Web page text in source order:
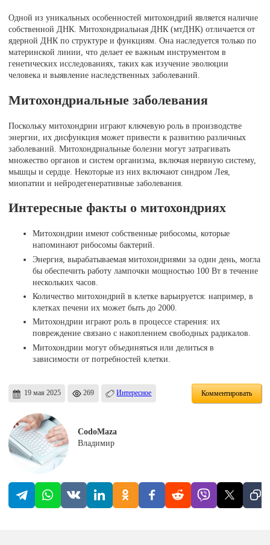
Одной из уникальных особенностей митохондрий является наличие
собственной ДНК. Митохондриальная ДНК (мтДНК) отличается от
ядерной ДНК по структуре и функциям. Она наследуется только по
материнской линии, что делает ее важным инструментом в
генетических исследованиях, таких как изучение эволюции
человека и выявление наследственных заболеваний.
Митохондриальные заболевания
Поскольку митохондрии играют ключевую роль в производстве
энергии, их дисфункция может привести к развитию различных
заболеваний. Митохондриальные болезни могут затрагивать
множество органов и систем организма, включая нервную систему,
мышцы и сердце. Некоторые из них включают синдром Лея,
миопатии и нейродегенеративные заболевания.
Интересные факты о митохондриях
Митохондрии имеют собственные рибосомы, которые
напоминают рибосомы бактерий.
Энергия, вырабатываемая митохондриями за один день, могла
бы обеспечить работу лампочки мощностью 100 Вт в течение
нескольких часов.
Количество митохондрий в клетке варьируется: например, в
клетках печени их может быть до 2000.
Митохондрии играют роль в процессе старения: их
повреждение связано с накоплением свободных радикалов.
Митохондрии могут объединяться или делиться в
зависимости от потребностей клетки.
19 мая 2025 269 Интересное Комментировать
CodoMaza
Владимир